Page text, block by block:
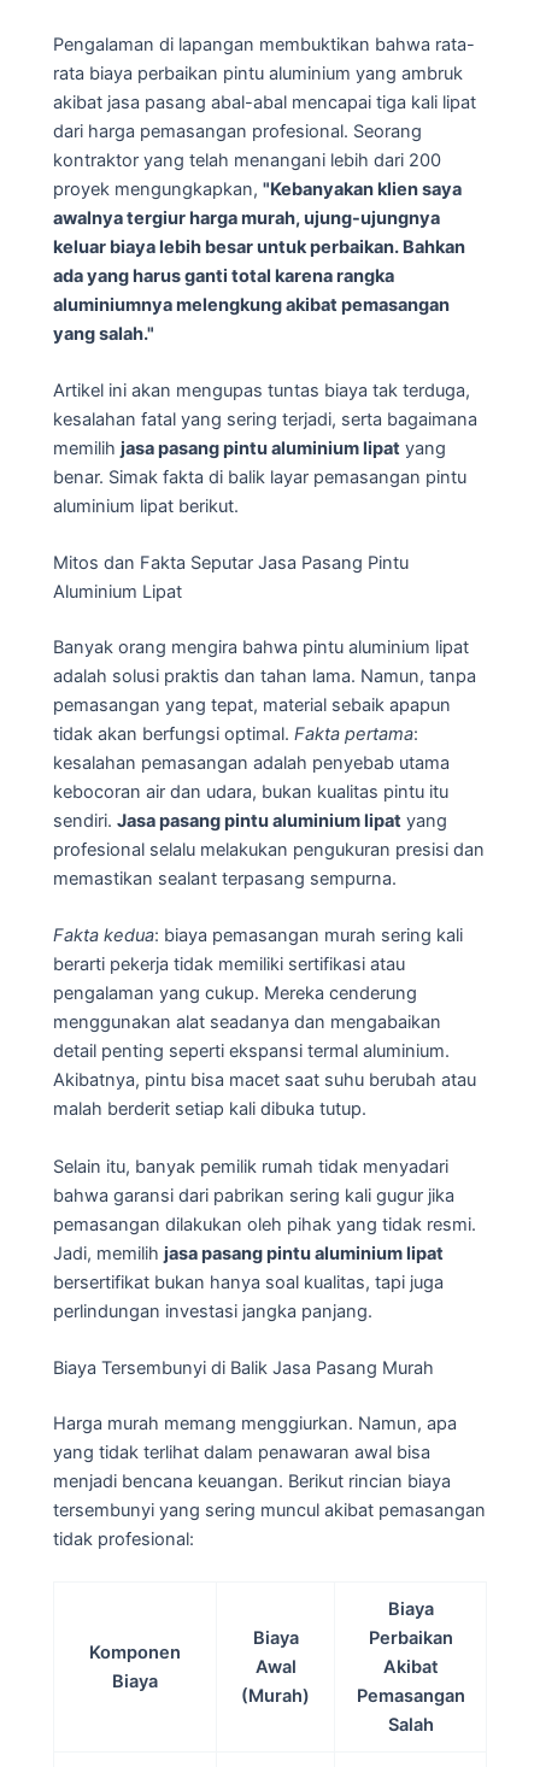
Pengalaman di lapangan membuktikan bahwa rata-
rata biaya perbaikan pintu aluminium yang ambruk
akibat jasa pasang abal-abal mencapai tiga kali lipat
dari harga pemasangan profesional. Seorang
kontraktor yang telah menangani lebih dari 200
proyek mengungkapkan, "Kebanyakan klien saya
awalnya tergiur harga murah, ujung-ujungnya
keluar biaya lebih besar untuk perbaikan. Bahkan
ada yang harus ganti total karena rangka
aluminiumnya melengkung akibat pemasangan
yang salah."
Artikel ini akan mengupas tuntas biaya tak terduga,
kesalahan fatal yang sering terjadi, serta bagaimana
memilih jasa pasang pintu aluminium lipat yang
benar. Simak fakta di balik layar pemasangan pintu
aluminium lipat berikut.
Mitos dan Fakta Seputar Jasa Pasang Pintu
Aluminium Lipat
Banyak orang mengira bahwa pintu aluminium lipat
adalah solusi praktis dan tahan lama. Namun, tanpa
pemasangan yang tepat, material sebaik apapun
tidak akan berfungsi optimal. Fakta pertama:
kesalahan pemasangan adalah penyebab utama
kebocoran air dan udara, bukan kualitas pintu itu
sendiri. Jasa pasang pintu aluminium lipat yang
profesional selalu melakukan pengukuran presisi dan
memastikan sealant terpasang sempurna.
Fakta kedua: biaya pemasangan murah sering kali
berarti pekerja tidak memiliki sertifikasi atau
pengalaman yang cukup. Mereka cenderung
menggunakan alat seadanya dan mengabaikan
detail penting seperti ekspansi termal aluminium.
Akibatnya, pintu bisa macet saat suhu berubah atau
malah berderit setiap kali dibuka tutup.
Selain itu, banyak pemilik rumah tidak menyadari
bahwa garansi dari pabrikan sering kali gugur jika
pemasangan dilakukan oleh pihak yang tidak resmi.
Jadi, memilih jasa pasang pintu aluminium lipat
bersertifikat bukan hanya soal kualitas, tapi juga
perlindungan investasi jangka panjang.
Biaya Tersembunyi di Balik Jasa Pasang Murah
Harga murah memang menggiurkan. Namun, apa
yang tidak terlihat dalam penawaran awal bisa
menjadi bencana keuangan. Berikut rincian biaya
tersembunyi yang sering muncul akibat pemasangan
tidak profesional:
Komponen
Biaya
Biaya
Awal
(Murah)
Biaya
Perbaikan
Akibat
Pemasangan
Salah